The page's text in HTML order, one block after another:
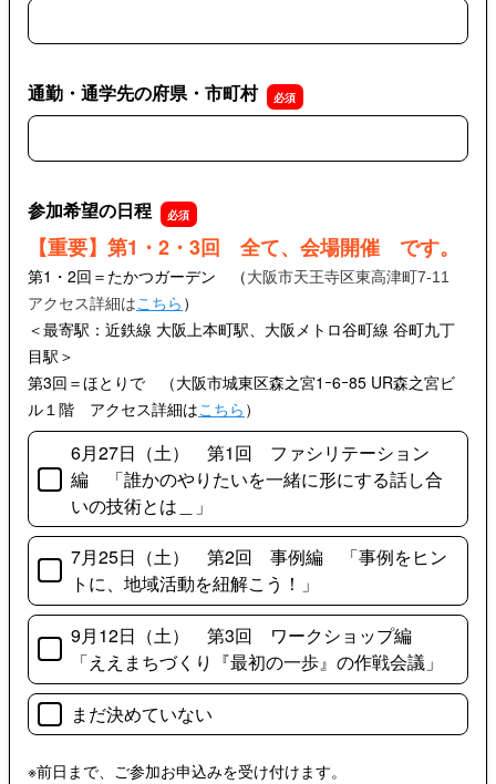
お住まいの府県・市町村
通勤・通学先の府県・市町村
通勤・通学先の府県・市町村
参加希望の日程
【重要】第1・2・3回 全て、会場開催 です。
第1・2回＝たかつガーデン （大阪市天王寺区東高津町7-11
アクセス詳細はこちら ）
＜最寄駅：近鉄線 大阪上本町駅、大阪メトロ谷町線 谷町九丁
目駅＞
第3回＝ほとりで （大阪市城東区森之宮1ｰ6ｰ85 UR森之宮ビ
ル１階 アクセス詳細はこちら ）
6月27日（土） 第1回 ファシリテーション
編 「誰かのやりたいを一緒に形にする話し合
いの技術とは＿」
7月25日（土） 第2回 事例編 「事例をヒン
トに、地域活動を紐解こう！」
9月12日（土） 第3回 ワークショップ編
「ええまちづくり『最初の一歩』の作戦会議」
まだ決めていない
※前日まで、ご参加お申込みを受け付けます。